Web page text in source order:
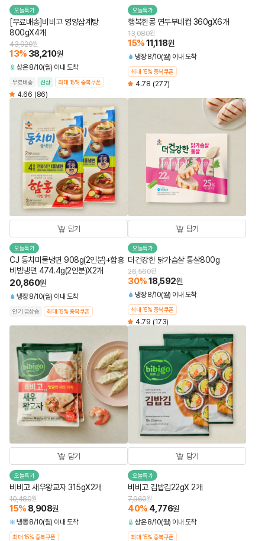
오늘특가
[무료배송]비비고 영양삼계탕
800gX4개
43,920원
13% 38,210원
상온 8/10(월) 이내 도착
무료배송 신상 최대 15% 중복쿠폰
4.66 (86)
오늘특가
행복한콩 연두부네컵 360gX6개
13,080원
15%11,118원
냉장 8/10(월) 이내 도착
최대 15% 중복쿠폰
4.78 (277)
담기
오늘특가
CJ 동치미물냉면 908g(2인분)+함흥
비빔냉면 474.4g(2인분)X2개
20,860원
냉장 8/10(월) 이내 도착
인기 급상승 최대 15% 중복쿠폰
담기
오늘특가
더건강한 닭가슴살 통살800g
26,560원
30%18,592원
냉장 8/10(월) 이내 도착
최대 15% 중복쿠폰
4.79 (173)
담기
오늘특가
비비고 새우왕교자 315gX2개
10,480원
15% 8,908원
냉동 8/10(월) 이내 도착
최대 15% 중복쿠폰
담기
오늘특가
비비고 김밥김22gX 2개
7,960원
40% 4,776원
상온 8/10(월) 이내 도착
최대 15% 중복쿠폰